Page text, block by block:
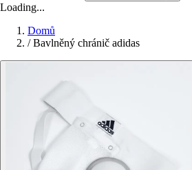
Loading...
Domů
/ Bavlněný chránič adidas